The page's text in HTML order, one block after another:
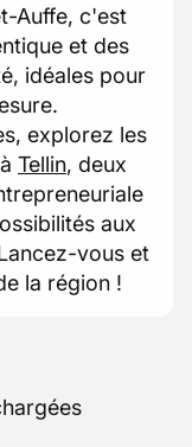
Auffe, c'est
et des
idéales pour
explorez les
Tellin, deux
aux
vous et
la région !